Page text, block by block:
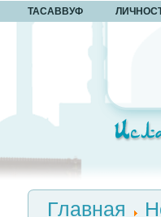
ТАСАВВУФ
Главная